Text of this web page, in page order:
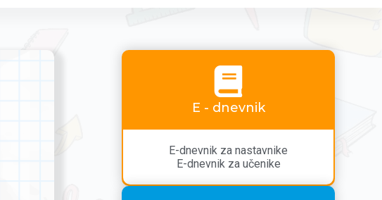
E - dnevnik
E-dnevnik za nastavnike
E-dnevnik za učenike